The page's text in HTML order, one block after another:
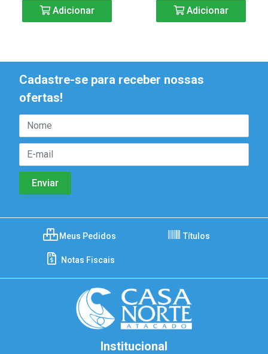
Adicionar Adicionar
Cadastre-se para receber nossas
ofertas!
Meus Pedidos Títulos
Notas Fiscais
Institucional